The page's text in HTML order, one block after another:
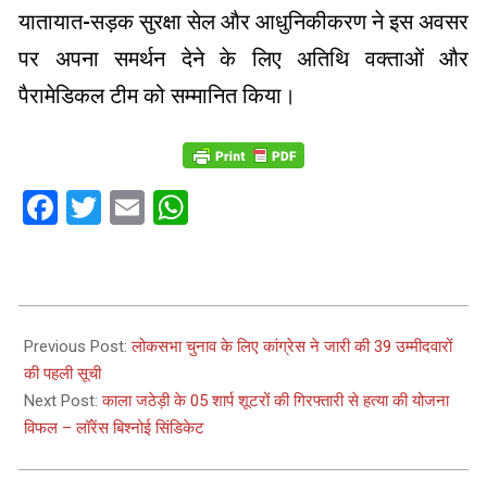
यातायात-सड़क सुरक्षा सेल और आधुनिकीकरण ने इस अवसर
पर अपना समर्थन देने के लिए अतिथि वक्ताओं और
पैरामेडिकल टीम को सम्मानित किया।
Facebook
Twitter
Email
03-
09
Previous Post:लोकसभा चुनाव के लिए कांग्रेस ने जारी की 39 उम्मीदवारों
की पहली सूची
Next Post:काला जठेड़ी के 05 शार्प शूटरों की गिरफ्तारी से हत्या की योजना
विफल – लॉरेंस बिश्नोई सिंडिकेट